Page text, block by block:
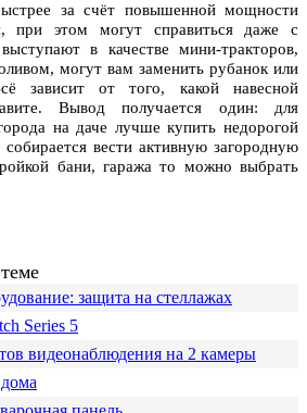
за счёт повышенной мощности
при этом могут справиться даже с
в качестве мини-тракторов,
могут вам заменить рубанок или
зависит от того, какой навесной
Вывод получается один: для
на даче лучше купить недорогой
собирается вести активную загородную
бани, гаража то можно выбрать
защита на стеллажах
Series 5
видеонаблюдения на 2 камеры